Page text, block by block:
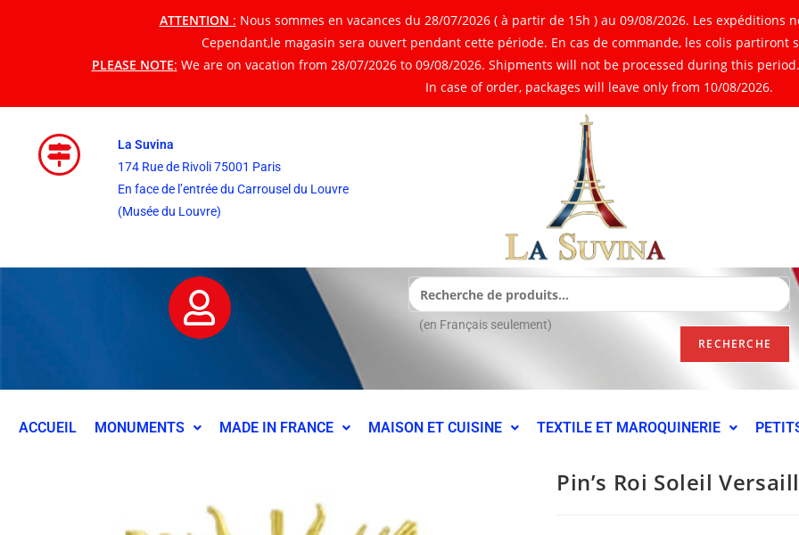
ATTENTION : Nous sommes en vacances du 28/07/2026 ( à partir de 15h ) au 09/08/2026. Les expéditions
Cependant,le magasin sera ouvert pendant cette période. En cas de commande, les colis partiront
PLEASE NOTE: We are on vacation from 28/07/2026 to 09/08/2026. Shipments will not be processed during this
In case of order, packages will leave only from 10/08/2026.
La Suvina
174 Rue de Rivoli 75001 Paris
En face de l’entrée du Carrousel du Louvre
(Musée du Louvre)
RECHERCHE
(en Français seulement)
ACCUEIL MONUMENTS MADE IN FRANCE MAISON ET CUISINE TEXTILE ET MAROQUINERIE
Pin’s Roi Soleil